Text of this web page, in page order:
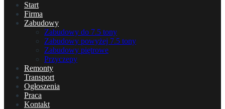
Start
Firma
Zabudowy
Zabudowy do 7.5 tony
Zabudowy powyżej 7.5 tony
Zabudowy piętrowe
Przyczepy
Remonty
Transport
Ogłoszenia
Praca
Kontakt